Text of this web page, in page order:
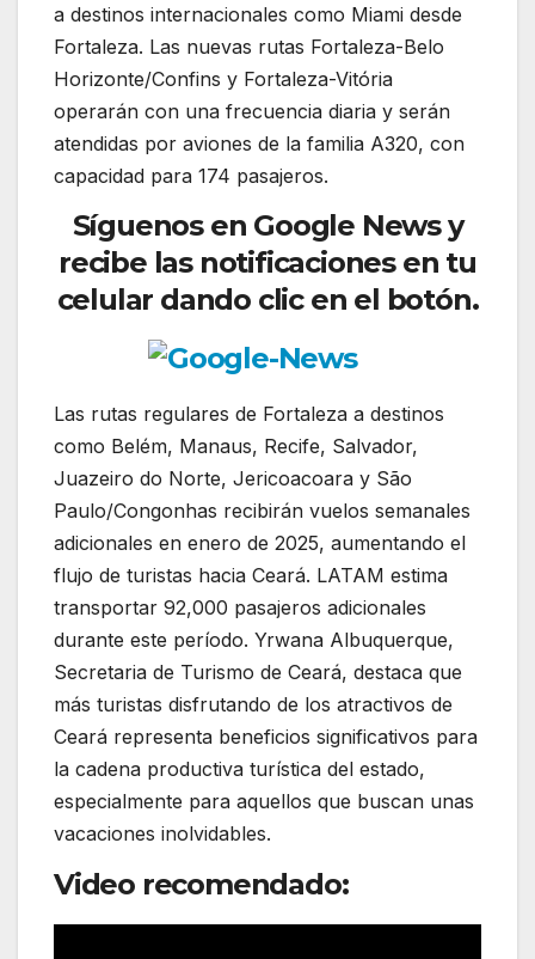
a destinos internacionales como Miami desde
Fortaleza. Las nuevas rutas Fortaleza-Belo
Horizonte/Confins y Fortaleza-Vitória
operarán con una frecuencia diaria y serán
atendidas por aviones de la familia A320, con
capacidad para 174 pasajeros.
Síguenos en Google News y
recibe las notificaciones en tu
celular dando clic en el botón.
Las rutas regulares de Fortaleza a destinos
como Belém, Manaus, Recife, Salvador,
Juazeiro do Norte, Jericoacoara y São
Paulo/Congonhas recibirán vuelos semanales
adicionales en enero de 2025, aumentando el
flujo de turistas hacia Ceará. LATAM estima
transportar 92,000 pasajeros adicionales
durante este período. Yrwana Albuquerque,
Secretaria de Turismo de Ceará, destaca que
más turistas disfrutando de los atractivos de
Ceará representa beneficios significativos para
la cadena productiva turística del estado,
especialmente para aquellos que buscan unas
vacaciones inolvidables.
Video recomendado: